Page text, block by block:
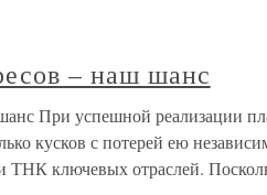
– наш шанс
При успешной реализации
кусков с потерей ею
ТНК ключевых отраслей.